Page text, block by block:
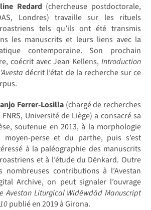
Redard (chercheuse postdoctorale,
Londres) travaille sur les rituels
tels qu’ils ont été transmis
les manuscrits et leurs liens avec la
contemporaine. Son prochain
coécrit avec Jean Kellens, Introduction
décrit l’état de la recherche sur ce
Ferrer-Losilla(chargé de recherches
Université de Liège) a consacré sa
soutenue en 2013, à la morphologie
moyen-perse et du parthe, puis s’est
à la paléographie des manuscrits
et à l’étude du Dēnkard. Outre
nombreuses contributions à l’Avestan
Archive, on peut signaler l’ouvrage
Avestan Liturgical Widēwdād Manuscript
publié en 2019 à Girona.